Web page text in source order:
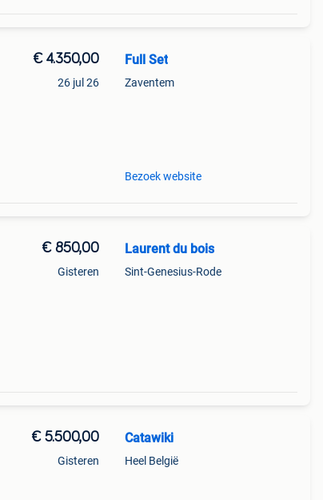
€ 4.350,00
26 jul 26
Full Set
Zaventem
Bezoek website
€ 850,00
Gisteren
Laurent du bois
Sint-Genesius-Rode
€ 5.500,00
Gisteren
Catawiki
Heel België